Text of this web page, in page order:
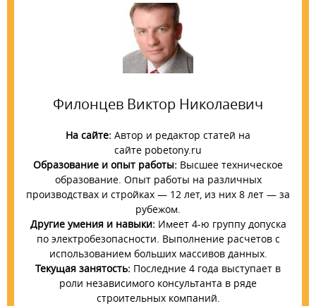
Филонцев Виктор Николаевич
На сайте: Автор и редактор статей на
сайте pobetony.ru
Образование и опыт работы: Высшее техническое
образование. Опыт работы на различных
производствах и стройках — 12 лет, из них 8 лет — за
рубежом.
Другие умения и навыки:Имеет 4-ю группу допуска
по электробезопасности. Выполнение расчетов с
использованием больших массивов данных.
Текущая занятость: Последние 4 года выступает в
роли независимого консультанта в ряде
строительных компаний.